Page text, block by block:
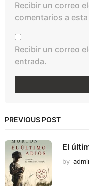
Recibir un correo
comentarios a
Recibir un correo
entrada.
PREVIOUS POST
El
by